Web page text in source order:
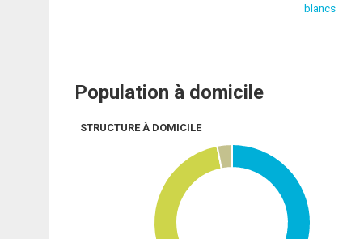
blancs
Population à domicile
STRUCTURE À DOMICILE